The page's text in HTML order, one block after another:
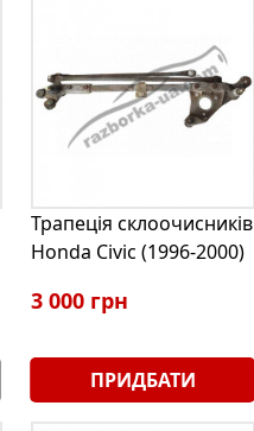
Трапеція склоочисників
Honda Civic (1996-2000)
3 000 грн
ПРИДБАТИ